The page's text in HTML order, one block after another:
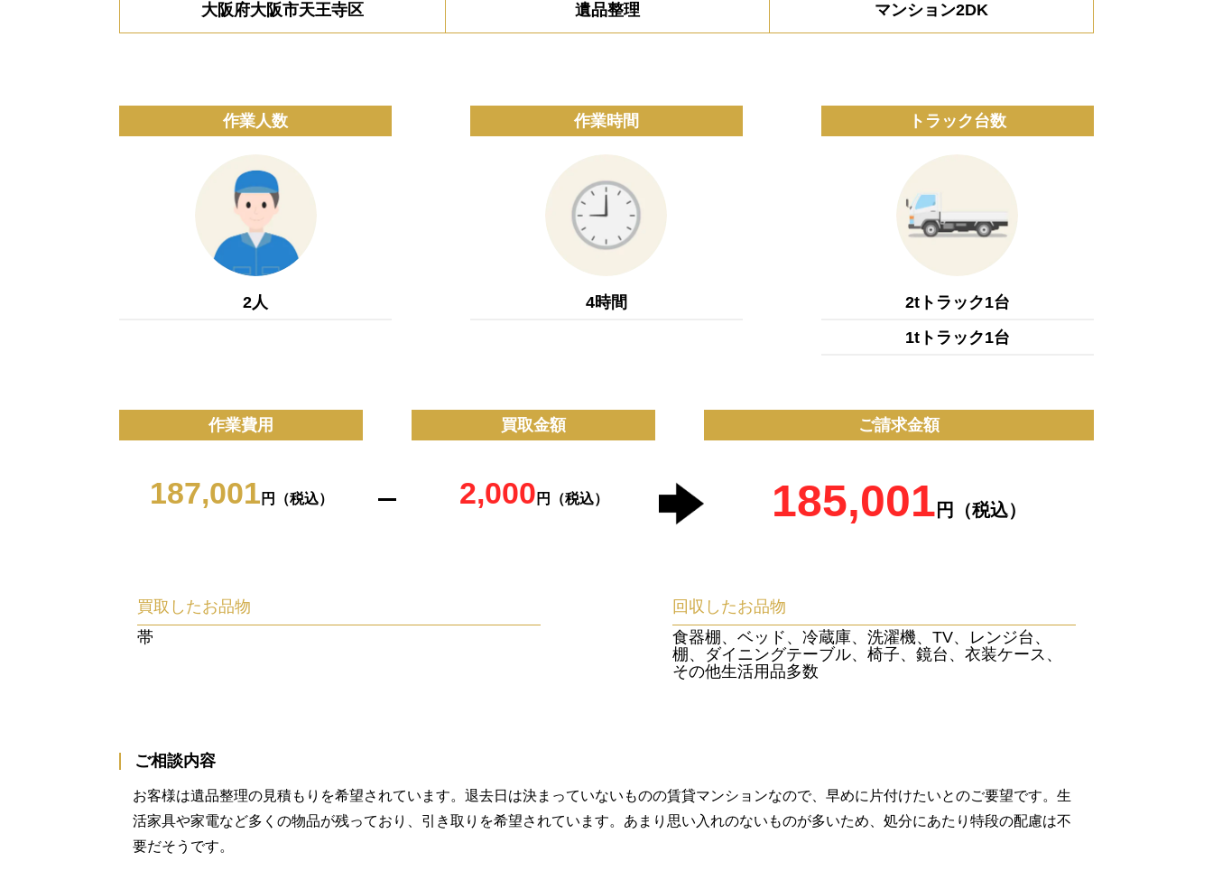
大阪府大阪市天王寺区 遺品整理 マンション2DK
作業人数
2人
作業時間
4時間
トラック台数
2tトラック1台
1tトラック1台
作業費用
187,001 円（税込）
買取金額
2,000 円（税込）
ご請求金額
185,001 円（税込）
買取したお品物
帯
回収したお品物
食器棚、ベッド、冷蔵庫、洗濯機、TV、レンジ台、
棚、ダイニングテーブル、椅子、鏡台、衣装ケース、
その他生活用品多数
ご相談内容
お客様は遺品整理の見積もりを希望されています。退去日は決まっていないものの賃貸マンションなので、早めに片付けたいとのご要望です。生
活家具や家電など多くの物品が残っており、引き取りを希望されています。あまり思い入れのないものが多いため、処分にあたり特段の配慮は不
要だそうです。